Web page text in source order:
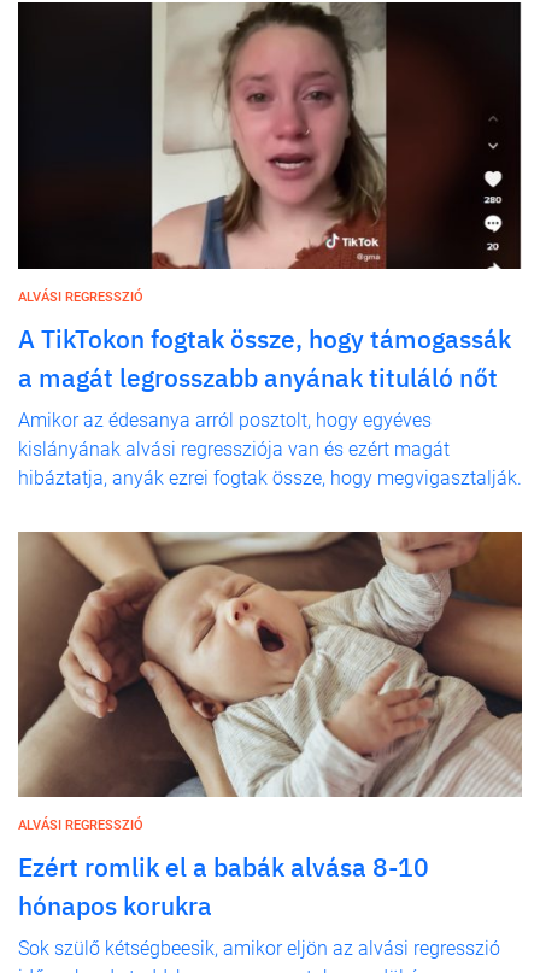
ALVÁSI REGRESSZIÓ
A TikTokon fogtak össze, hogy támogassák
a magát legrosszabb anyának tituláló nőt
Amikor az édesanya arról posztolt, hogy egyéves
kislányának alvási regressziója van és ezért magát
hibáztatja, anyák ezrei fogtak össze, hogy megvigasztalják.
ALVÁSI REGRESSZIÓ
Ezért romlik el a babák alvása 8-10
hónapos korukra
Sok szülő kétségbeesik, amikor eljön az alvási regresszió